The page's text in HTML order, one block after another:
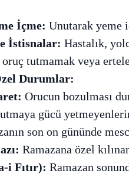
İçme: Unutarak yeme
İstisnalar: Hastalık,
tutmamak veya
Durumlar:
Orucun bozulması
gücü
son on gününde
Ramazana özel
i Fıtır): Ramazan